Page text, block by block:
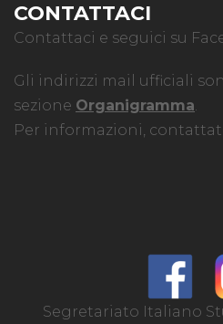
CONTATTACI
Contattaci e seguici su
Gli indirizzi mail ufficiali
sezione Organigramma.
Per informazioni,
Segretariato Italiano